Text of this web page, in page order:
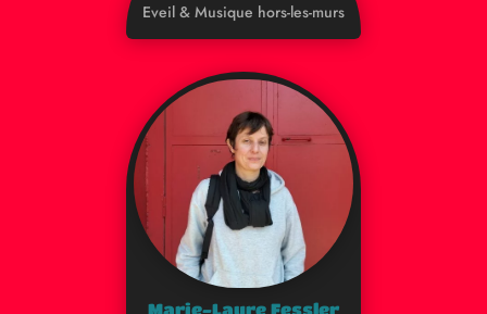
Eveil & Musique hors-les-murs
Marie-Laure Fessler